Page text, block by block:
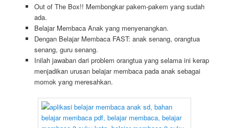
Out of The Box!! Membongkar pakem-pakem yang sudah
ada.
Belajar Membaca Anak yang menyenangkan.
Dengan Belajar Membaca FAST: anak senang, orangtua
senang, guru senang.
Inilah jawaban dari problem orangtua yang selama ini kerap
menjadikan urusan belajar membaca pada anak sebagai
momok yang meresahkan.